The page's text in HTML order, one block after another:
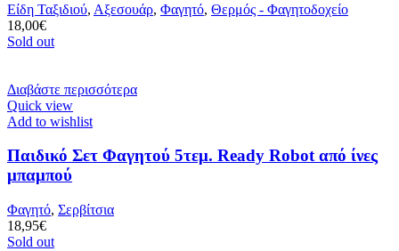
Είδη Ταξιδιού, Αξεσουάρ, Φαγητό, Θερμός - Φαγητοδοχείο
18,00€
Sold out
Διαβάστε περισσότερα
Quick view
Add to wishlist
Παιδικό Σετ Φαγητού 5τεμ. Ready Robot από ίνες
μπαμπού
Φαγητό, Σερβίτσια
18,95€
Sold out